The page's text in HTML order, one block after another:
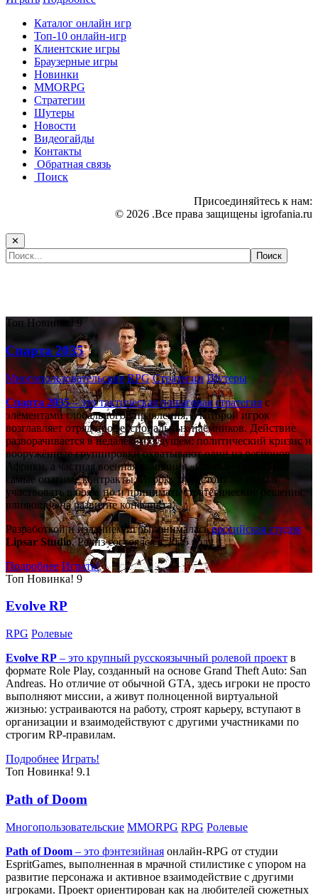
Каталог онлайн игр
Топ-10 онлайн-игр
Клиентские игры
Браузерные игры
Новинки
MMORPG
Стратегии
Шутеры
Новости
Видеогайды
Контакты
Обратная связь
Поиск
Присоединяйтесь к нам:
© 2026 .Все права защищены igrofania.ru
✕
Топ Новинка! 9
Спарта 2035
Многопользовательские RPG Стратегии Шутеры
Спарта 2035– это тактическаяпошаговая стратегияс
элементами глобального управления, в которой игрок
возглавляет отряд профессиональных наёмников. Действие
разворачивается в недалёком будущем: политический кризис и
вооружённые группировки охватывают один из регионов
Африки, а частная военная компания «Спарта» берётся за
самые опасные контракты. Игроку предстоит не только
участвовать в боях, но и принимать стратегические решения,
влияющие на развитие конфликта.
Разработкой и изданием игры занималасьроссийская студия
Lipsar Studio. Релиз состоялся в 2025 году.
Подробнее Играть!
Топ Новинка! 9
Evolve RP
RPG Ролевые
Evolve RP – это крупный русскоязычный ролевой проект в
формате Role Play, созданный на основе Grand Theft Auto: San
Andreas. Но отличие от обычной GTA, здесь игроки не просто
выполняют миссии, а живут полноценной виртуальной
жизнью: устраиваются на работу, строят карьеру, вступают в
организации и взаимодействуют с другими участниками по
строгим RP-правилам.
Подробнее Играть!
Топ Новинка! 9.1
Path of Doom
Многопользовательские MMORPG RPG Ролевые
Path of Doom – это фэнтезийная онлайн-RPG от студии
EspritGames, выполненная в мрачной стилистике с упором на
развитие персонажа и активное взаимодействие с другими
игроками. Проект ориентирован как на любителей сюжетных